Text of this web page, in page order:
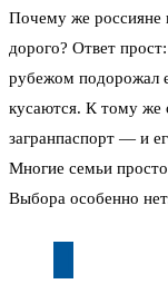
Почему же россияне
дорого? Ответ
рубежом подорожал
кусаются. К тому же
загранпаспорт — и
Многие семьи
Выбора особенно